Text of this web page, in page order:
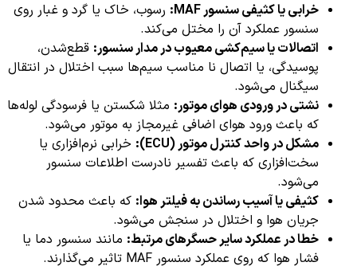
خرابی یا کثیفی سنسور MAF:
رسوب، خاک یا گرد و غبار روی
سنسور عملکرد آن را مختل می‌کند.
اتصالات یا سیم‌کشی معیوب در مدار سنسور: قطع‌شدن،
پوسیدگی، یا اتصال نا مناسب سیم‌ها سبب اختلال در انتقال
سیگنال می‌شود.
نشتی در ورودی هوای موتور: مثلا شکستن یا فرسودگی لوله‌ها
که باعث ورود هوای اضافی غیرمجاز به موتور می‌شود.
مشکل در واحد کنترل موتور (ECU):
خرابی نرم‌افزاری یا
سخت‌افزاری که باعث تفسیر نادرست اطلاعات سنسور
می‌شود.
کثیفی یا آسیب رساندن به فیلتر هوا: که باعث محدود شدن
جریان هوا و اختلال در سنجش می‌شود.
خطا در عملکرد سایر حسگرهای مرتبط: مانند سنسور دما یا
فشار هوا که روی عملکرد سنسور MAF تاثیر می‌گذارند.